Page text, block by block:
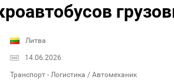
Литва
14.06.2026
Транспорт - Логистика / Автомеханик